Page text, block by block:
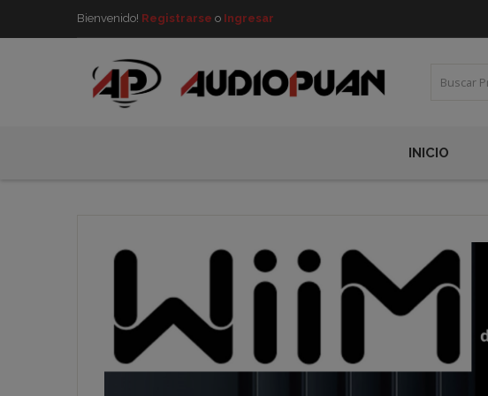
Bienvenido! Registrarse o Ingresar
INICIO